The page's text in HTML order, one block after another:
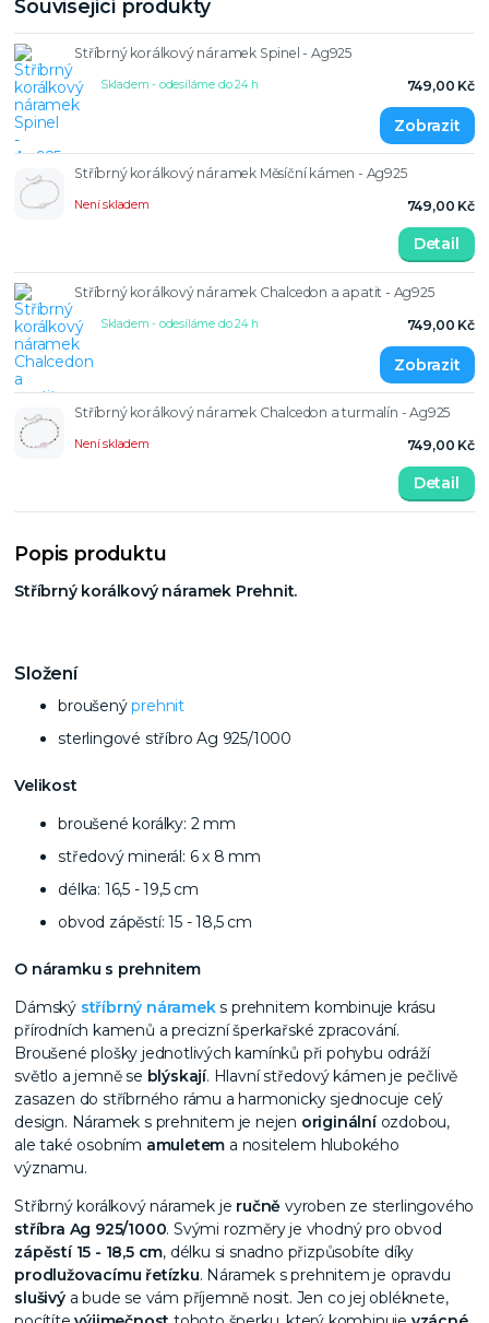
Související produkty
Stříbrný korálkový náramek Spinel - Ag925
749,00 Kč
Skladem - odesíláme do 24 h
Stříbrný korálkový náramek Měsíční kámen - Ag925
749,00 Kč
Není skladem
Detail
Stříbrný korálkový náramek Chalcedon a apatit - Ag925
749,00 Kč
Skladem - odesíláme do 24 h
Stříbrný korálkový náramek Chalcedon a turmalín - Ag925
749,00 Kč
Není skladem
Detail
Popis produktu
Stříbrný korálkový náramek Prehnit.
Složení
broušenýprehnit
sterlingové stříbro Ag 925/1000
Velikost
broušené korálky: 2 mm
středový minerál: 6 x 8 mm
délka: 16,5 - 19,5 cm
obvod zápěstí: 15 - 18,5 cm
O náramku s prehnitem
Dámský stříbrný náramek s prehnitem kombinuje krásu
přírodních kamenů a precizní šperkařské zpracování.
Broušené plošky jednotlivých kamínků při pohybu odráží
světlo a jemně se blýskají. Hlavní středový kámen je pečlivě
zasazen do stříbrného rámu a harmonicky sjednocuje celý
design. Náramek s prehnitem je nejen originálníozdobou,
ale také osobním amuletem a nositelem hlubokého
významu.
Stříbrný korálkový náramek je ručně vyroben ze sterlingového
stříbra Ag 925/1000. Svými rozměry je vhodný pro obvod
zápěstí 15 - 18,5 cm, délku si snadno přizpůsobíte díky
prodlužovacímu řetízku. Náramek s prehnitem je opravdu
slušivýa bude se vám příjemně nosit. Jen co jej obléknete,